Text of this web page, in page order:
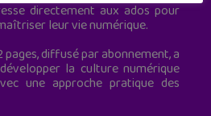
directement aux ados pour
leur vie numérique.
pages, diffusé par abonnement, a
la culture numérique
une approche pratique des